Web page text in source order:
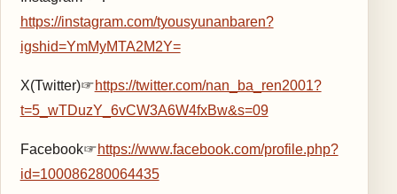
https://instagram.com/tyousyunanbaren?
igshid=YmMyMTA2M2Y=
X(Twitter)☞https://twitter.com/nan_ba_ren2001?
t=5_wTDuzY_6vCW3A6W4fxBw&s=09
Facebook☞https://www.facebook.com/profile.php?
id=100086280064435